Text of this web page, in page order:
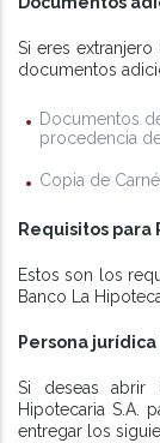
Si eres
documentos
Documentos
procedencia
Copia de
Requisitos para
Estos son los
Banco La
Persona
Si deseas
Hipotecaria S.A.
entregar los